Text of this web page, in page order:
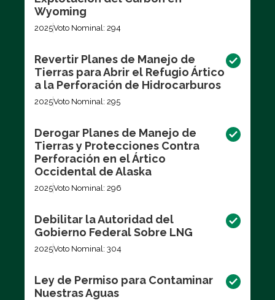
Wyoming
2025Voto Nominal: 294
Revertir Planes de Manejo de
Tierras para Abrir el Refugio Ártico
a la Perforación de Hidrocarburos
2025Voto Nominal: 295
Derogar Planes de Manejo de
Tierras y Protecciones Contra
Perforación en el Ártico
Occidental de Alaska
2025Voto Nominal: 296
Debilitar la Autoridad del
Gobierno Federal Sobre LNG
2025Voto Nominal: 304
Ley de Permiso para Contaminar
Nuestras Aguas